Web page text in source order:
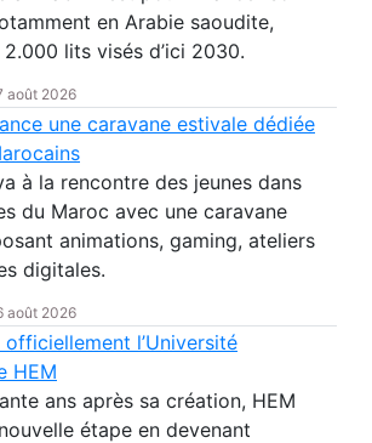
en Arabie saoudite,
lits visés d’ici 2030.
août 2026
une caravane estivale dédiée
à la rencontre des jeunes dans
du Maroc avec une caravane
animations, gaming, ateliers
digitales.
août 2026
l’Université
HEM
ans après sa création, HEM
étape en devenant